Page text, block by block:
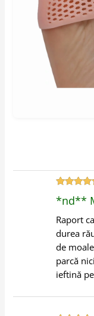
din 5
*nd**
Raport
durea
de
parcă
ieftină